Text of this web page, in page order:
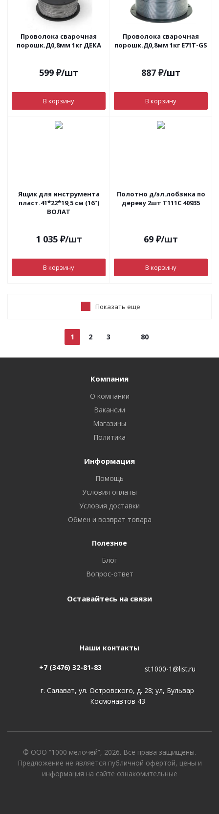
Проволока сварочная
порошк.Д0,8мм 1кг ДЕКА
599 ₽/шт
В корзину
Проволока сварочная
порошк.Д0,8мм 1кг Е71Т-GS
887 ₽/шт
В корзину
Ящик для инструмента
пласт.41*22*19,5 см (16")
ВОЛАТ
1 035₽/шт
В корзину
Полотно д/эл.лобзика по
дереву 2шт Т111С 40935
69 ₽/шт
В корзину
Показать еще
1 2 3 80
Компания
О компании
Вакансии
Магазины
Политика
Информация
Помощь
Условия оплаты
Условия доставки
Обмен и возврат товара
Полезное
Блог
Вопрос-ответ
Оставайтесь на связи
Наши контакты
+7 (3476) 32-81-83 st1000-1@list.ru
г. Салават, ул. Островского, д. 28; ул, Бульвар
Космонавтов 43
© ООО “1000 мелочей”, 2026. Все права защищены.
Предложение не является публичной офертой, цены и
информация на сайте ознакомительные